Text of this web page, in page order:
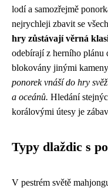
lodí a samozřejmě
nejrychleji zbavit se
hry zůstávají věrná
odebírají z herního plánu
blokovány jinými
ponorek vnáší do hry
a oceánů. Hledání
korálovými útesy je
Typy dlaždic s
V pestrém světě